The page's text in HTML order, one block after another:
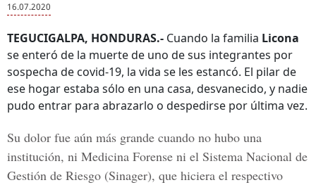
16.07.2020
TEGUCIGALPA, HONDURAS.- Cuando la familia Licona
se enteró de la muerte de uno de sus integrantes por
sospecha de covid-19, la vida se les estancó. El pilar de
ese hogar estaba sólo en una casa, desvanecido, y nadie
pudo entrar para abrazarlo o despedirse por última vez.
Su dolor fue aún más grande cuando no hubo una
institución, ni Medicina Forense ni el Sistema Nacional de
Gestión de Riesgo (Sinager), que hiciera el respectivo